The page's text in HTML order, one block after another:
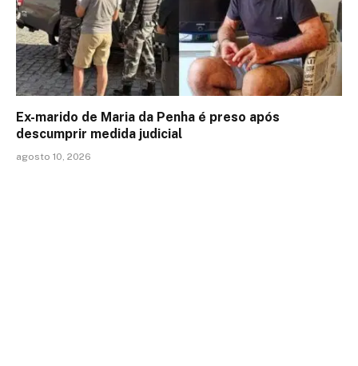
Ex-marido de Maria da Penha é preso após
descumprir medida judicial
agosto 10, 2026